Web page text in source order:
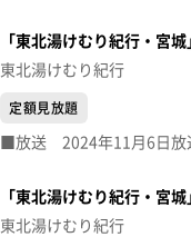
「東北湯けむり紀行・宮
東北湯けむり紀行
定額見放題
「東北湯けむり紀行・宮
東北湯けむり紀行